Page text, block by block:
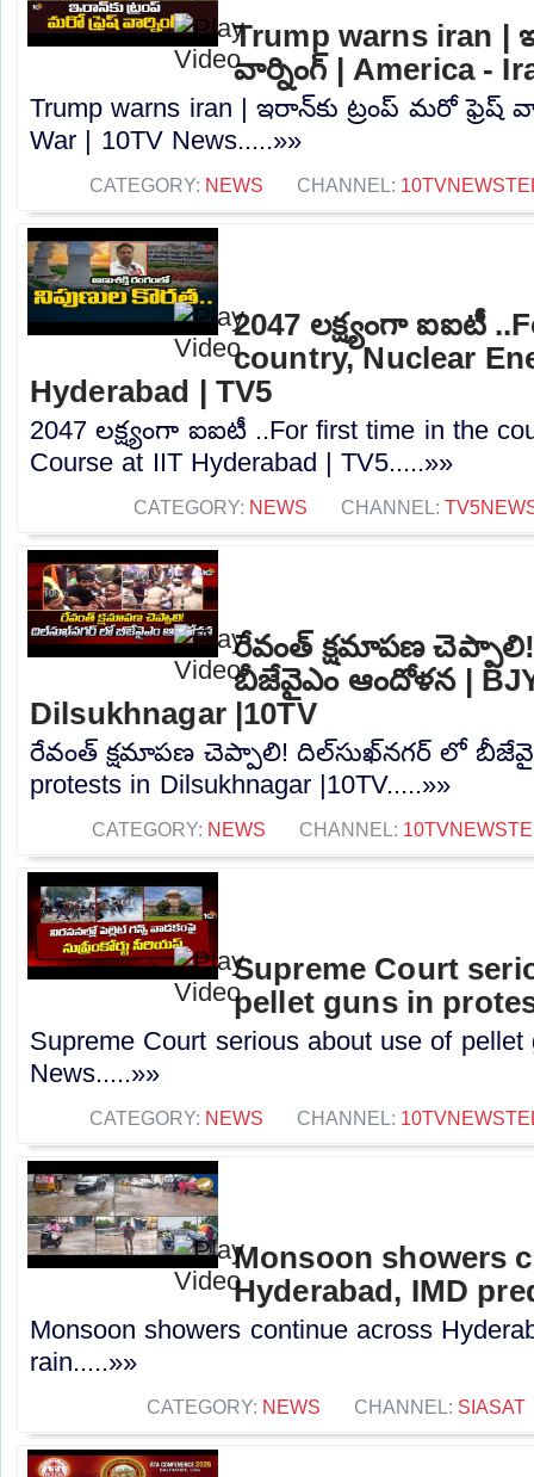
Trump warns iran |
వార్నింగ్ | America -
Trump warns iran | ఇరాన్‌కు ట్రంప్ మరో ఫ్రెష్
War | 10TV News.....»»
CATEGORY: NEWS CHANNEL:
2047 లక్ష్యంగా ఐఐటీ
country, Nuclear
Hyderabad | TV5
2047 లక్ష్యంగా ఐఐటీ ..For first time in the
Course at IIT Hyderabad | TV5.....»»
CATEGORY: NEWS CHANNEL:
రేవంత్ క్షమాపణ
బీజేవైఎం ఆందోళన |
Dilsukhnagar |10TV
రేవంత్ క్షమాపణ చెప్పాలి! దిల్‌సుఖ్‌నగర్ లో
protests in Dilsukhnagar |10TV.....»»
CATEGORY: NEWS CHANNEL:
Supreme Court
pellet guns in
Supreme Court serious about use of
News.....»»
CATEGORY: NEWS CHANNEL:
Monsoon showers
Hyderabad, IMD
Monsoon showers continue across
rain.....»»
CATEGORY: NEWS CHANNEL: SIASAT